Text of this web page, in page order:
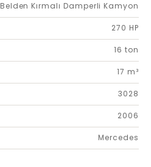
Belden Kırmalı Damperli Kamyon
270 HP
16 ton
17 m³
3028
2006
Mercedes